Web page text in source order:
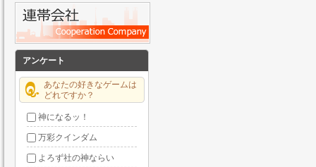
アンケート
あなたの好きなゲームは
どれですか？
神になるッ！
万彩クインダム
よろず社の神ならい